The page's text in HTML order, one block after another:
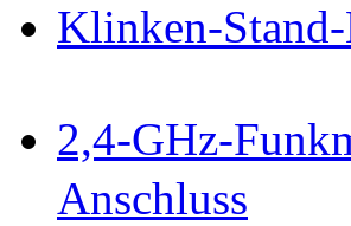
Klinken-
2,4-GHz-
Anschluss